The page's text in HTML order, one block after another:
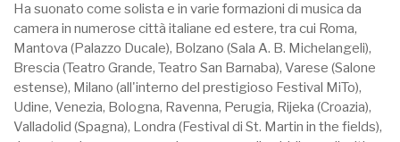
Ha suonato come solista e in varie formazioni di musica da
camera in numerose città italiane ed estere, tra cui Roma,
Mantova (Palazzo Ducale), Bolzano (Sala A. B. Michelangeli),
Brescia (Teatro Grande, Teatro San Barnaba), Varese (Salone
estense), Milano (all'interno del prestigioso Festival MiTo),
Udine, Venezia, Bologna, Ravenna, Perugia, Rijeka (Croazia),
Valladolid (Spagna), Londra (Festival di St. Martin in the fields),